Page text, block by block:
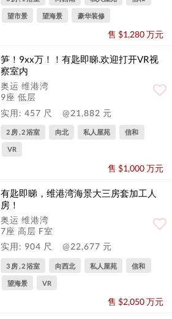
望市景 望海景 豪华装修
售 $1,280 万元
笋！9xx万！！有匙即睇.欢迎打开VR视
察室内
奥运 维港湾
9座 低层
实用: 457 尺
@21,882 元
2 房 , 2 浴室 向北 私人屋苑 信和
VR
售 $1,000 万元
有匙即睇，维港湾海景大三房套加工人
房！
奥运 维港湾
7座 高层 F室
实用: 904 尺
@22,677 元
3 房 , 2 浴室 向西北 私人屋苑 信和
望海景 VR
售 $2,050 万元